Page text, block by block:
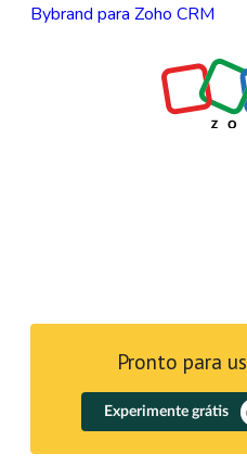
Bybrand para Zoho CRM
Pronto para
Experimente grátis